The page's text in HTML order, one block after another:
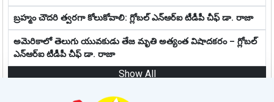
బ్రహ్మం చౌదరి త్వరగా కోలుకోవాలి: గ్లోబల్ ఎన్ఆర్ఐ టీడీపీ చీఫ్ డా. రాజా
అమెరికాలో తెలుగు యువకుడు తేజ మృతి అత్యంత విషాదకరం – గ్లోబల్
ఎన్ఆర్ఐ టీడీపీ చీఫ్ డా. రాజా
Show All